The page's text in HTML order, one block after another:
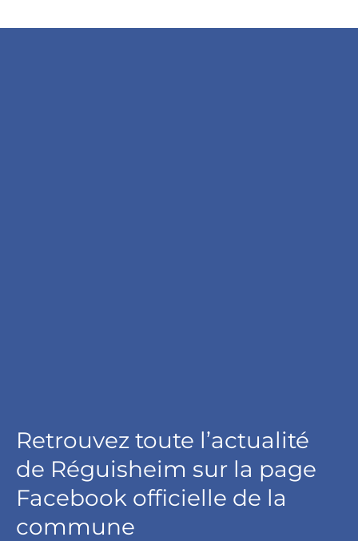
Retrouvez toute l’actualité
de Réguisheim sur la page
Facebook officielle de la
commune